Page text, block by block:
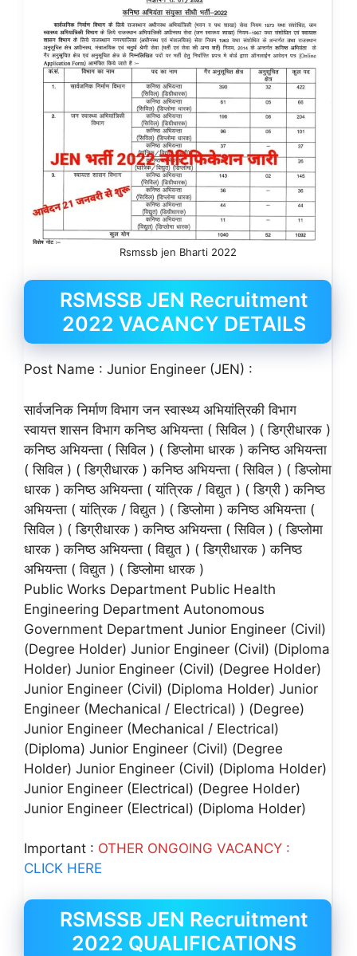
Rsmssb jen Bharti 2022
RSMSSB JEN Recruitment
2022 VACANCY DETAILS
Post Name : Junior Engineer (JEN) :
सार्वजनिक निर्माण विभाग जन स्वास्थ्य अभियांत्रिकी विभाग
स्वायत्त शासन विभाग कनिष्ठ अभियन्ता ( सिविल ) ( डिग्रीधारक )
कनिष्ठ अभियन्ता ( सिविल ) ( डिप्लोमा धारक ) कनिष्ठ अभियन्ता
( सिविल ) ( डिग्रीधारक ) कनिष्ठ अभियन्ता ( सिविल ) ( डिप्लोमा
धारक ) कनिष्ठ अभियन्ता ( यांत्रिक / विद्युत ) ( डिग्री ) कनिष्ठ
अभियन्ता ( यांत्रिक / विद्युत ) ( डिप्लोमा ) कनिष्ठ अभियन्ता (
सिविल ) ( डिग्रीधारक ) कनिष्ठ अभियन्ता ( सिविल ) ( डिप्लोमा
धारक ) कनिष्ठ अभियन्ता ( विद्युत ) ( डिग्रीधारक ) कनिष्ठ
अभियन्ता ( विद्युत ) ( डिप्लोमा धारक )
Public Works Department Public Health
Engineering Department Autonomous
Government Department Junior Engineer (Civil)
(Degree Holder) Junior Engineer (Civil) (Diploma
Holder) Junior Engineer (Civil) (Degree Holder)
Junior Engineer (Civil) (Diploma Holder) Junior
Engineer (Mechanical / Electrical) ) (Degree)
Junior Engineer (Mechanical / Electrical)
(Diploma) Junior Engineer (Civil) (Degree
Holder) Junior Engineer (Civil) (Diploma Holder)
Junior Engineer (Electrical) (Degree Holder)
Junior Engineer (Electrical) (Diploma Holder)
Important : OTHER ONGOING VACANCY :
CLICK HERE
RSMSSB JEN Recruitment
2022 QUALIFICATIONS